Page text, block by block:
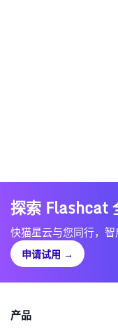
探索 Flashcat
快猫星云与您同行，
申请试用 →
产品